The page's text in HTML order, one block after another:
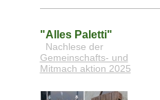
"Alles Paletti"
Nachlese der
Gemeinschafts- und
Mitmach aktion 2025